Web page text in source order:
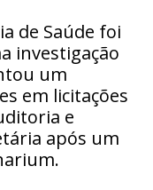
de Saúde foi
investigação
um
em licitações
e
após um